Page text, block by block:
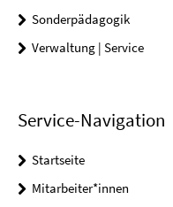
Sonderpädagogik
Verwaltung | Service
Service-Navigation
Startseite
Mitarbeiter*innen